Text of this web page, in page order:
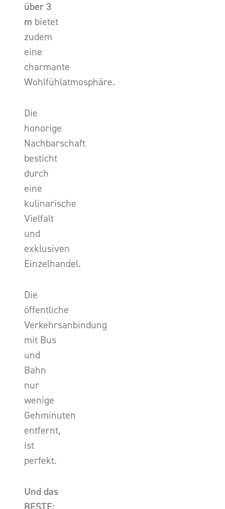
über 3
m bietet
zudem
eine
charmante
Wohlfühlatmosphäre.
Die
honorige
Nachbarschaft
besticht
durch
eine
kulinarische
Vielfalt
und
exklusiven
Einzelhandel.
Die
öffentliche
Verkehrsanbindung
mit Bus
und
Bahn
nur
wenige
Gehminuten
entfernt,
ist
perfekt.
Und das